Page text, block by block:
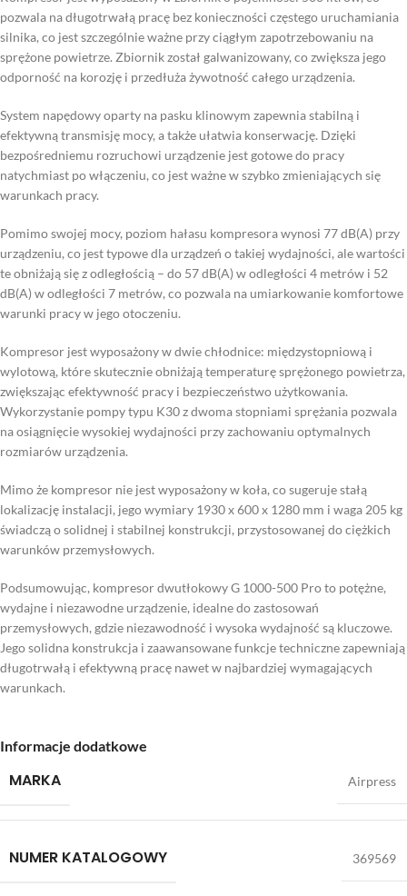
pozwala na długotrwałą pracę bez konieczności częstego uruchamiania
silnika, co jest szczególnie ważne przy ciągłym zapotrzebowaniu na
sprężone powietrze. Zbiornik został galwanizowany, co zwiększa jego
odporność na korozję i przedłuża żywotność całego urządzenia.
System napędowy oparty na pasku klinowym zapewnia stabilną i
efektywną transmisję mocy, a także ułatwia konserwację. Dzięki
bezpośredniemu rozruchowi urządzenie jest gotowe do pracy
natychmiast po włączeniu, co jest ważne w szybko zmieniających się
warunkach pracy.
Pomimo swojej mocy, poziom hałasu kompresora wynosi 77 dB(A) przy
urządzeniu, co jest typowe dla urządzeń o takiej wydajności, ale wartości
te obniżają się z odległością – do 57 dB(A) w odległości 4 metrów i 52
dB(A) w odległości 7 metrów, co pozwala na umiarkowanie komfortowe
warunki pracy w jego otoczeniu.
Kompresor jest wyposażony w dwie chłodnice: międzystopniową i
wylotową, które skutecznie obniżają temperaturę sprężonego powietrza,
zwiększając efektywność pracy i bezpieczeństwo użytkowania.
Wykorzystanie pompy typu K30 z dwoma stopniami sprężania pozwala
na osiągnięcie wysokiej wydajności przy zachowaniu optymalnych
rozmiarów urządzenia.
Mimo że kompresor nie jest wyposażony w koła, co sugeruje stałą
lokalizację instalacji, jego wymiary 1930 x 600 x 1280 mm i waga 205 kg
świadczą o solidnej i stabilnej konstrukcji, przystosowanej do ciężkich
warunków przemysłowych.
Podsumowując, kompresor dwutłokowy G 1000-500 Pro to potężne,
wydajne i niezawodne urządzenie, idealne do zastosowań
przemysłowych, gdzie niezawodność i wysoka wydajność są kluczowe.
Jego solidna konstrukcja i zaawansowane funkcje techniczne zapewniają
długotrwałą i efektywną pracę nawet w najbardziej wymagających
warunkach.
Informacje dodatkowe
MARKA Airpress
NUMER KATALOGOWY 369569